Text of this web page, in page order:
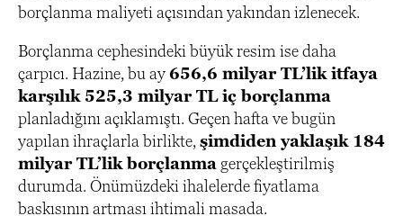
borçlanma maliyeti açısından yakından izlenecek.
Borçlanma cephesindeki büyük resim ise daha
çarpıcı. Hazine, bu ay 656,6 milyar TL’lik itfaya
karşılık 525,3 milyar TL iç borçlanma
planladığını açıklamıştı. Geçen hafta ve bugün
yapılan ihraçlarla birlikte, şimdiden yaklaşık 184
milyar TL’lik borçlanma gerçekleştirilmiş
durumda. Önümüzdeki ihalelerde fiyatlama
baskısının artması ihtimali masada.